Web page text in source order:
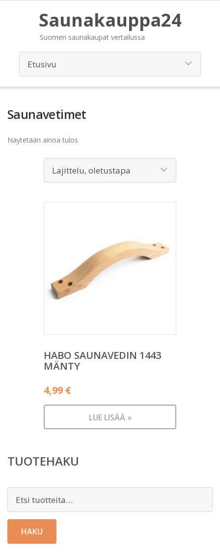
Saunakauppa24
Suomen saunakaupat vertailussa
Saunavetimet
Näytetään ainoa tulos
HABO SAUNAVEDIN 1443
MÄNTY
4,99 €
LUE LISÄÄ »
TUOTEHAKU
HAKU